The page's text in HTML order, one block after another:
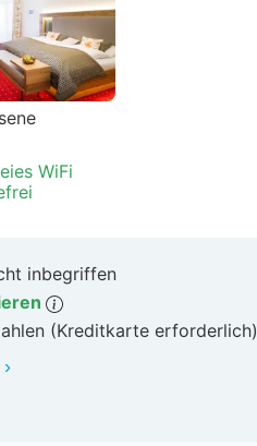
WiFi
inbegriffen
(Kreditkarte erforderlich)